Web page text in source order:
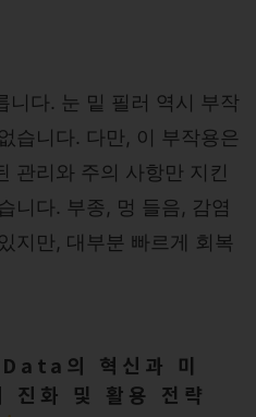
니다. 눈 밑 필러 역시 부작
습니다. 다만, 이 부작용은
관리와 주의 사항만 지킨
니다. 부종, 멍 들음, 감염
지만, 대부분 빠르게 회복
의 혁신과 미
진화 및 활용 전략